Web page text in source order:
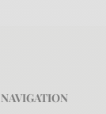
NAVIGATION